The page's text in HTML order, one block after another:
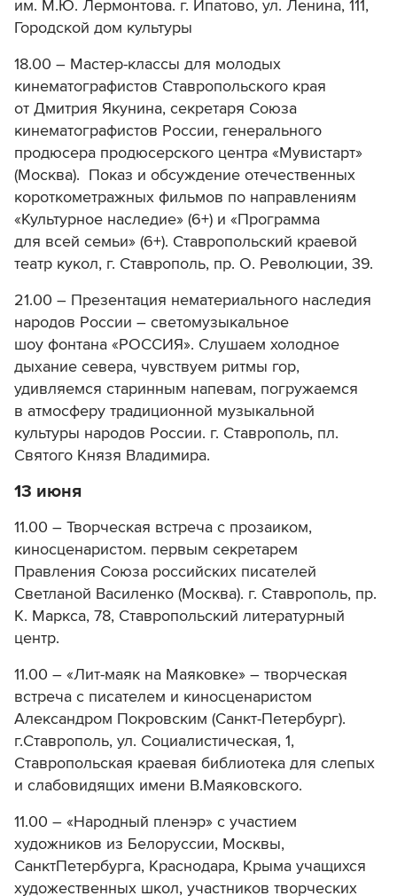
им. М.Ю. Лермонтова. г. Ипатово, ул. Ленина, 111,
Городской дом культуры
18.00 – Мастер-классы для молодых
кинематографистов Ставропольского края
от Дмитрия Якунина, секретаря Союза
кинематографистов России, генерального
продюсера продюсерского центра «Мувистарт»
(Москва). Показ и обсуждение отечественных
короткометражных фильмов по направлениям
«Культурное наследие» (6+) и «Программа
для всей семьи» (6+). Ставропольский краевой
театр кукол, г. Ставрополь, пр. О. Революции, 39.
21.00 – Презентация нематериального наследия
народов России – светомузыкальное
шоу фонтана «РОССИЯ». Слушаем холодное
дыхание севера, чувствуем ритмы гор,
удивляемся старинным напевам, погружаемся
в атмосферу традиционной музыкальной
культуры народов России. г. Ставрополь, пл.
Святого Князя Владимира.
13 июня
11.00 – Творческая встреча с прозаиком,
киносценаристом. первым секретарем
Правления Союза российских писателей
Светланой Василенко (Москва). г. Ставрополь, пр.
К. Маркса, 78, Ставропольский литературный
центр.
11.00 – «Лит-маяк на Маяковке» – творческая
встреча с писателем и киносценаристом
Александром Покровским (Санкт-Петербург).
г.Ставрополь, ул. Социалистическая, 1,
Ставропольская краевая библиотека для слепых
и слабовидящих имени В.Маяковского.
11.00 – «Народный пленэр» с участием
художников из Белоруссии, Москвы,
СанктПетербурга, Краснодара, Крыма учащихся
художественных школ, участников творческих